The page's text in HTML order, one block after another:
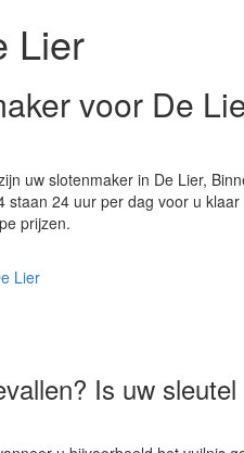
Lier
voor De
uw slotenmaker in De Lier,
staan 24 uur per dag voor u
prijzen.
Lier
Is uw